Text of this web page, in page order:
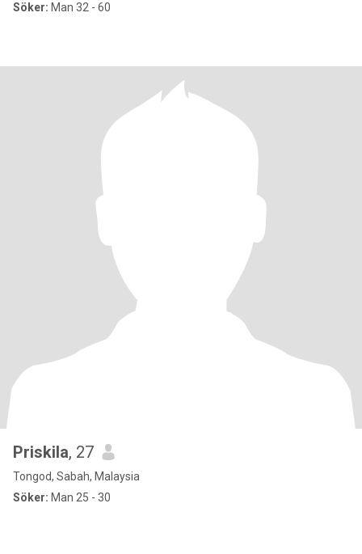
Söker: Man 32 - 60
Priskila, 27
Tongod, Sabah, Malaysia
Söker: Man 25 - 30